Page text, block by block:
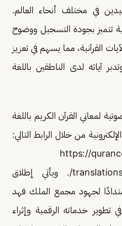
في مختلف أنحاء العالم.
تتميز بجودة التسجيل ووضوح
القرآنية، مما يسهم في تعزيز
آياته لدى الناطقين باللغة
لمعاني القرآن الكريم باللغة
من خلال الرابط التالي:
https://
translations/#flipbook-df_11432/1/. ويأتي إطلاق
لجهود مجمع الملك فهد
خدماته الرقمية وإثراء